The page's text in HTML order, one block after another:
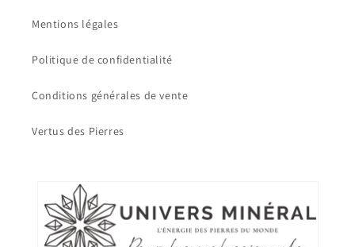
Mentions légales
Politique de confidentialité
Conditions générales de vente
Vertus des Pierres